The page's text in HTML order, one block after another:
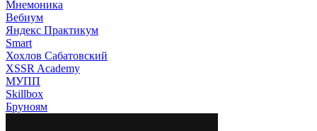
Мнемоника
Вебиум
Яндекс Практикум
Smart
Хохлов Сабатовский
XSSR Academy
МУПП
Skillbox
Бруноям